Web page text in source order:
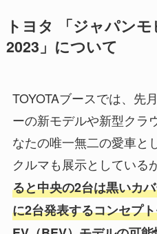
トヨタ 「ジャパン
2023」について
TOYOTAブースでは、先
ーの新モデルや新型クラ
なたの唯一無二の愛車と
クルマも展示としているが
ると中央の2台は黒いカ
に2台発表するコンセプ